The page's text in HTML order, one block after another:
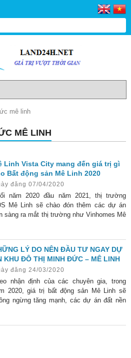
mê linh
MÊ LINH
Linh Vista City mang đến giá trị gì
Bất động sản Mê Linh 2020
đăng 07/04/2020
năm 2020 đầu năm 2021, thị trường
Mê Linh sẽ chào đón thêm các dự án
sàng ra mắt thị trường như Vinhomes Mê
LÝ DO NÊN ĐẦU TƯ NGAY DỰ
KHU ĐÔ THỊ MINH ĐỨC – MÊ LINH
đăng 24/03/2020
nhận định của các chuyên gia, trong
2020, giá trị bất động sản Mê Linh sẽ
ngừng tăng mạnh, các dự án đất nền